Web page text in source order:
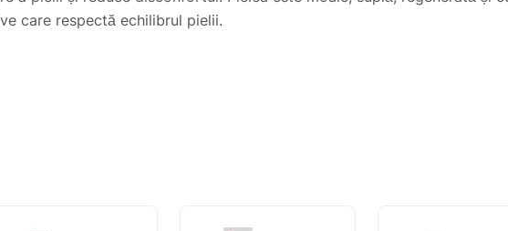
care respectă echilibrul pielii.
pielii.